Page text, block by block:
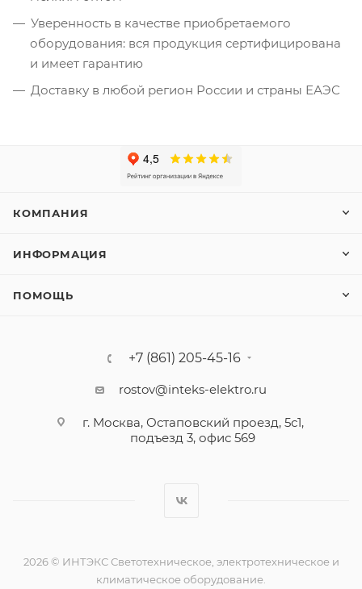
Уверенность в качестве приобретаемого
оборудования: вся продукция сертифицирована
и имеет гарантию
Доставку в любой регион России и страны ЕАЭС
КОМПАНИЯ
ИНФОРМАЦИЯ
ПОМОЩЬ
+7 (861) 205-45-16
rostov@inteks-elektro.ru
г. Москва, Остаповский проезд, 5с1,
подъезд 3, офис 569
2026 © ИНТЭКС Светотехническое, электротехническое и
климатическое оборудование.